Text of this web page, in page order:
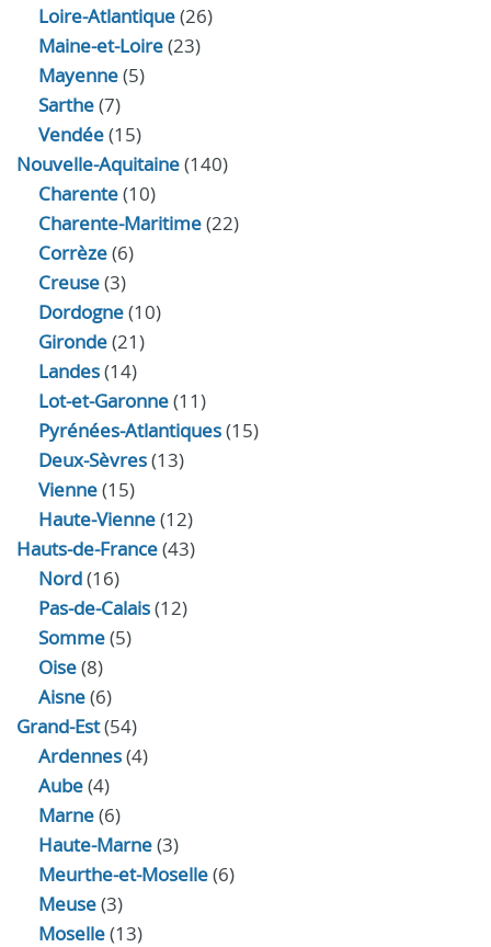
Loire-Atlantique(26)
Maine-et-Loire(23)
Mayenne(5)
Sarthe(7)
Vendée(15)
Nouvelle-Aquitaine(140)
Charente(10)
Charente-Maritime(22)
Corrèze(6)
Creuse(3)
Dordogne(10)
Gironde(21)
Landes(14)
Lot-et-Garonne(11)
Pyrénées-Atlantiques(15)
Deux-Sèvres(13)
Vienne(15)
Haute-Vienne(12)
Hauts-de-France(43)
Nord(16)
Pas-de-Calais(12)
Somme(5)
Oise(8)
Aisne(6)
Grand-Est(54)
Ardennes(4)
Aube(4)
Marne(6)
Haute-Marne(3)
Meurthe-et-Moselle(6)
Meuse(3)
Moselle(13)